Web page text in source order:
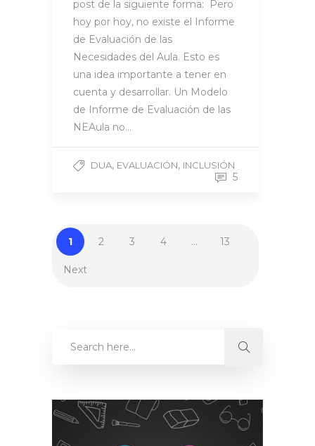
post de la siguiente forma: Pero
hoy por hoy, no existe el Informe
de Evaluación de las
Necesidades del Aula. Esto es
una idea importante a tener en
cuenta y desarrollar. Un Modelo
de Informe de Evaluación de las
NEAula no…
DUA, EVALUACIÓN, INCLUSIÓN
5
1 2 3 4 … 13
Next